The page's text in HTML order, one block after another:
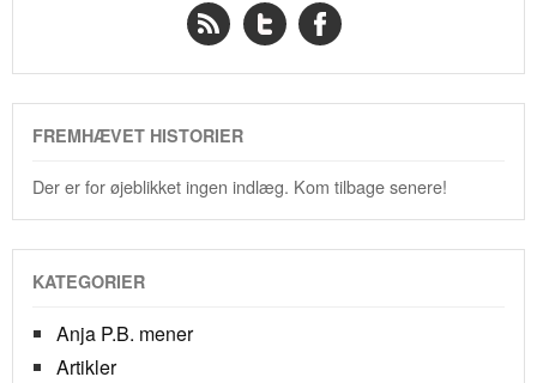
FREMHÆVET HISTORIER
Der er for øjeblikket ingen indlæg. Kom tilbage senere!
KATEGORIER
Anja P.B. mener
Artikler